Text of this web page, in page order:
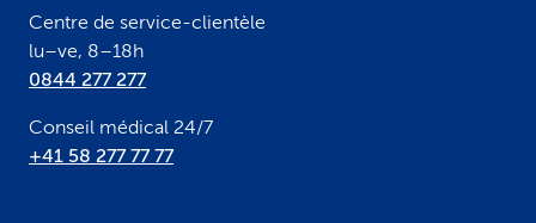
Centre de service-clientèle
lu–ve, 8–18h
0844 277 277
Conseil médical 24/7
+41 58 277 77 77